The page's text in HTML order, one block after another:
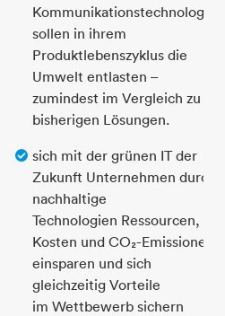
Kommunikationstechnologien
sollen in ihrem
Produktlebenszyklus die
Umwelt entlasten –
zumindest im Vergleich zu
bisherigen Lösungen.
sich mit der grünen IT der
Zukunft Unternehmen durch
nachhaltige
Technologien Ressourcen,
Kosten und CO₂-Emissionen
einsparen und sich
gleichzeitig Vorteile
im Wettbewerb sichern